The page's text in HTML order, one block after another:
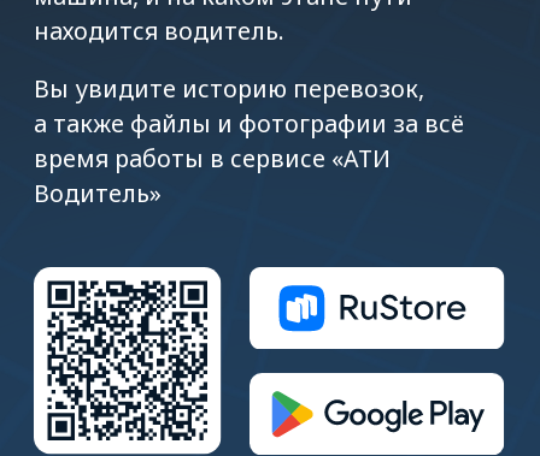
Даю согласие на передачу
данных.
ОТПРАВИТЬ
Полезные видео и ответы
на частые вопросы